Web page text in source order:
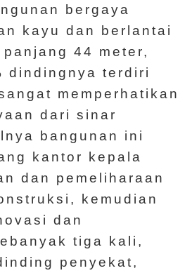
bergaya
kayu dan berlantai
44 meter,
dindingnya terdiri
memperhatikan
dari sinar
bangunan ini
kantor kepala
dan pemeliharaan
kemudian
dan
tiga kali,
penyekat,